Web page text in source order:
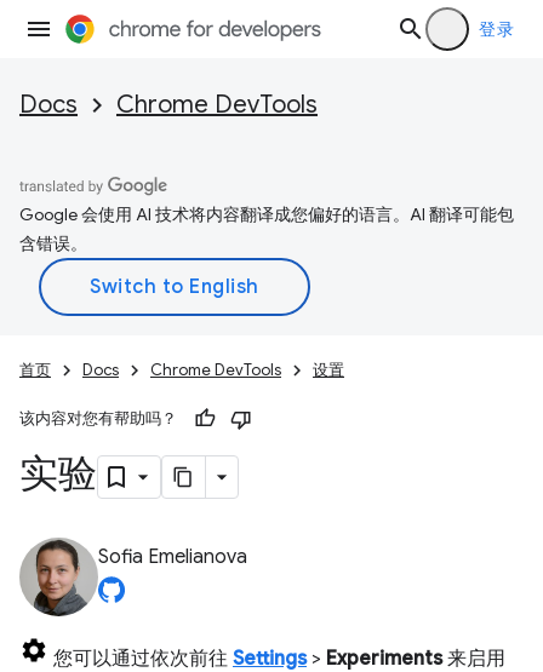
登录
Docs Chrome DevTools
Google 会使用 AI 技术将内容翻译成您偏好的语言。AI 翻译可能包
含错误。
首页 Docs Chrome DevTools 设置
该内容对您有帮助吗？
实验
Sofia Emelianova
您可以通过依次前往 Settings> Experiments来启用